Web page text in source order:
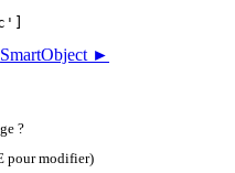
SmartObject ►